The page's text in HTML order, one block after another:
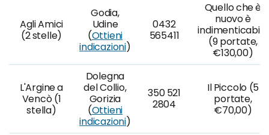
Agli Amici
(2 stelle)
Godia,
Udine
(Ottieni
indicazioni)
0432
565411
Quello che è
nuovo è
indimenticabile
(9 portate,
€130,00)
L'Argine a
Vencò (1
stella)
Dolegna
del Collio,
Gorizia
(Ottieni
indicazioni)
350 521
2804
Il Piccolo (5
portate,
€70,00)